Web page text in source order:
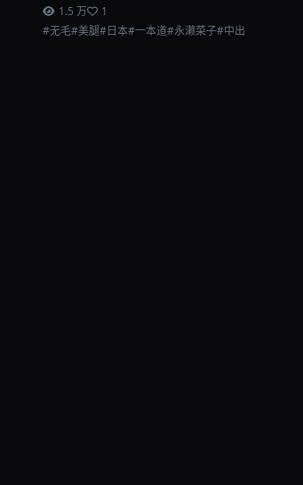
1.5 万
1
#无毛#美腿#日本#一本道#永濑菜子#中出